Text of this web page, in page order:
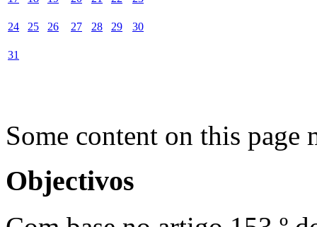
24 25 26 27 28 29 30
31
Some content on this page
Objectivos